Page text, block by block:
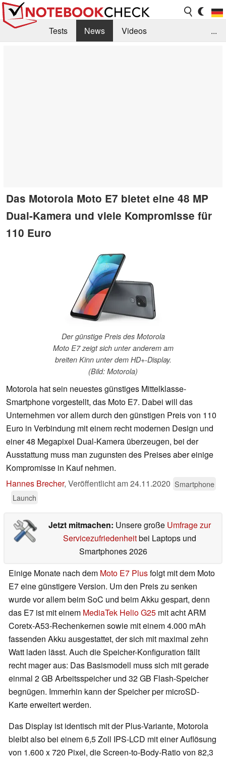
Tests News
Videos
...
Das Motorola Moto E7 bietet eine 48 MP
Dual-Kamera und viele Kompromisse für
110 Euro
Der günstige Preis des Motorola
Moto E7 zeigt sich unter anderem am
breiten Kinn unter dem HD+-Display.
(Bild: Motorola)
Motorola hat sein neuestes günstiges Mittelklasse-
Smartphone vorgestellt, das Moto E7. Dabei will das
Unternehmen vor allem durch den günstigen Preis von 110
Euro in Verbindung mit einem recht modernen Design und
einer 48 Megapixel Dual-Kamera überzeugen, bei der
Ausstattung muss man zugunsten des Preises aber einige
Kompromisse in Kauf nehmen.
Hannes Brecher, Veröffentlicht am24.11.2020 Smartphone
Launch
Jetzt mitmachen: Unsere große Umfrage zur
Servicezufriedenheitbei Laptops und
Smartphones 2026
Einige Monate nach dem Moto E7 Plusfolgt mit dem Moto
E7 eine günstigere Version. Um den Preis zu senken
wurde vor allem beim SoC und beim Akku gespart, denn
das E7 ist mit einem MediaTek Helio G25 mit acht ARM
Coretx-A53-Rechenkernen sowie mit einem 4.000 mAh
fassenden Akku ausgestattet, der sich mit maximal zehn
Watt laden lässt. Auch die Speicher-Konfiguration fällt
recht mager aus: Das Basismodell muss sich mit gerade
einmal 2 GB Arbeitsspeicher und 32 GB Flash-Speicher
begnügen. Immerhin kann der Speicher per microSD-
Karte erweitert werden.
Das Display ist identisch mit der Plus-Variante, Motorola
bleibt also bei einem 6,5 Zoll IPS-LCD mit einer Auflösung
von 1.600 x 720 Pixel, die Screen-to-Body-Ratio von 82,3